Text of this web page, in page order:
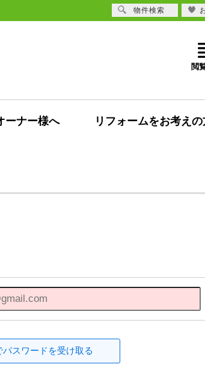
閲
ーナー様へ リフォームをお考え
物件検索